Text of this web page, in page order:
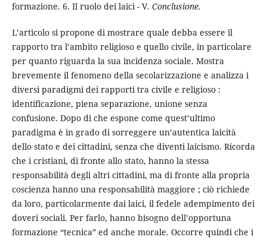
formazione. 6. Il ruolo dei laici - V. Conclusione.
L’articolo si propone di mostrare quale debba essere il
rapporto tra l’ambito religioso e quello civile, in particolare
per quanto riguarda la sua incidenza sociale. Mostra
brevemente il fenomeno della secolarizzazione e analizza i
diversi paradigmi dei rapporti tra civile e religioso :
identificazione, piena separazione, unione senza
confusione. Dopo di che espone come quest’ultimo
paradigma è in grado di sorreggere un’autentica laicità
dello stato e dei cittadini, senza che diventi laicismo. Ricorda
che i cristiani, di fronte allo stato, hanno la stessa
responsabilità degli altri cittadini, ma di fronte alla propria
coscienza hanno una responsabilità maggiore ; ciò richiede
da loro, particolarmente dai laici, il fedele adempimento dei
doveri sociali. Per farlo, hanno bisogno dell’opportuna
formazione “tecnica” ed anche morale. Occorre quindi che i